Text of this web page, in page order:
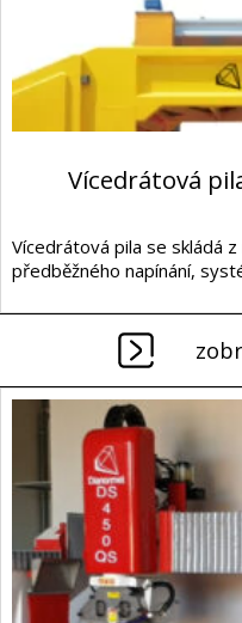
Vícedrátová
Vícedrátová pila se skládá
předběžného napínání,